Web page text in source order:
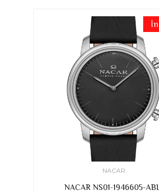
NACAR
NACAR NS01-1946605-